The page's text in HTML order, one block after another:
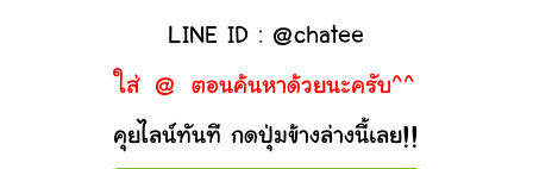
LINE ID : @chatee
ใส่ @ ตอนค้นหาด้วยนะครับ^^
คุยไลน์ทันที กดปุ่มข้างล่างนี้เลย!!